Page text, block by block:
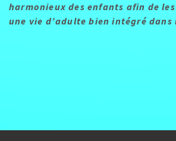
harmonieux des enfants afin de
une vie d’adulte bien intégré dans